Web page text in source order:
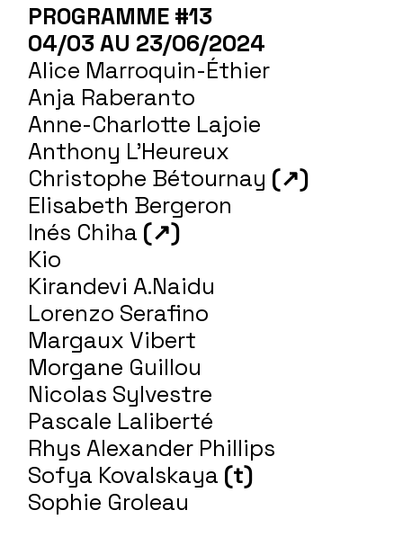
PROGRAMME #13
04/03 AU 23/06/2024
Alice Marroquin-Éthier
Anja Raberanto
Anne-Charlotte Lajoie
Anthony L’Heureux
Christophe Bétournay (↗)
Elisabeth Bergeron
Inés Chiha (↗)
Kio
Kirandevi A.Naidu
Lorenzo Serafino
Margaux Vibert
Morgane Guillou
Nicolas Sylvestre
Pascale Laliberté
Rhys Alexander Phillips
Sofya Kovalskaya (t)
Sophie Groleau